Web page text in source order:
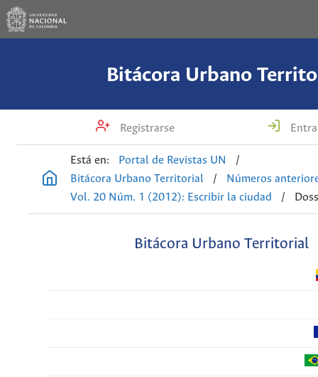
Bitácora Urbano
Registrarse
Está en: Portal de Revistas UN
/
Bitácora Urbano Territorial
/
Números
Vol. 20 Núm. 1 (2012): Escribir la ciudad
/
Bitácora Urbano Territorial